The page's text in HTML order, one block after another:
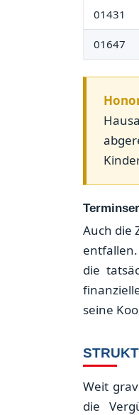
01431
01647
Auch die
die
seine
Weit
die